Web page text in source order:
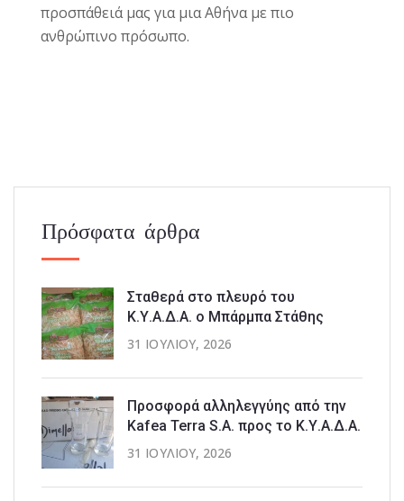
προσπάθειά μας για μια Αθήνα με πιο
ανθρώπινο πρόσωπο.
Πρόσφατα άρθρα
Σταθερά στο πλευρό του
Κ.Υ.Α.Δ.Α. ο Μπάρμπα Στάθης
31 ΙΟΥΛΊΟΥ, 2026
Προσφορά αλληλεγγύης από την
Kafea Terra S.A. προς το Κ.Υ.Α.Δ.Α.
31 ΙΟΥΛΊΟΥ, 2026